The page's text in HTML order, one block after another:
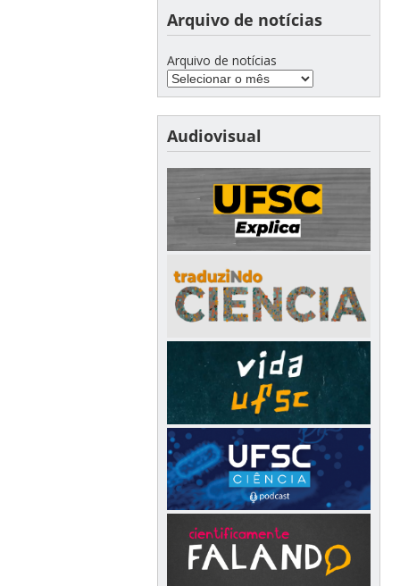
Arquivo de notícias
Arquivo de notícias
Audiovisual